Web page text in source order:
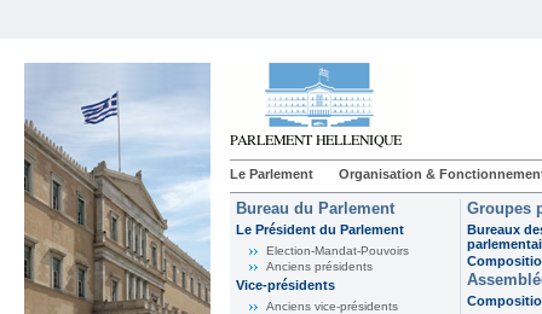
Le Parlement Organisation &
Bureau du Parlement
Le Président du Parlement
Election-Mandat-Pouvoirs
Anciens présidents
Vice-présidents
Anciens vice-présidents
Groupes
Bureaux